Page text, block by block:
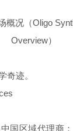
奇迹。
国区域代理商